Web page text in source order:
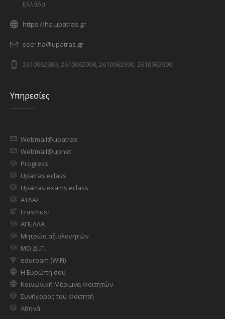
Ελλάδα
https://ha.upatras.gr
secr-ha@upatras.gr
2610962989, 2610962998, 2610962990, 2610962999
Υπηρεσίες
Webmail@upatras
Webmail@upnet
Progress
Upatras eclass
Upatras exams.eclass
ΑΤΛΑΣ
Erasmus+
ΑΠΕΛΛΑ
Μητρώα αξιολογητών
ΜΟ.ΔΙ.Π.
eduroam (WiFi)
Η Ευρώπη σου
Κοινωνική Μέριμνα Φοιτητών
Συνήγορος του Φοιτητή
Αθηνά